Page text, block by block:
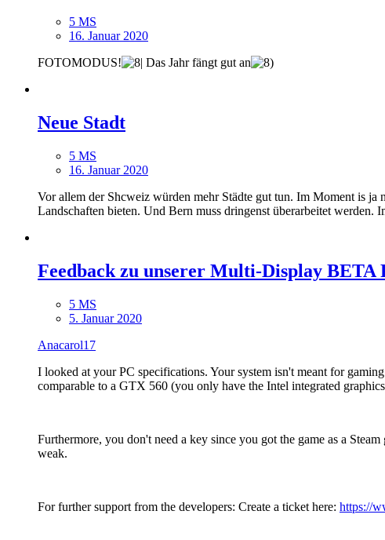
5 MS
16. Januar 2020
FOTOMODUS!
Das Jahr fängt gut an
Neue Stadt
5 MS
16. Januar 2020
Vor allem der Shcweiz würden mehr Städte gut tun. Im Moment is
Landschaften bieten. Und Bern muss dringenst überarbeitet
Feedback zu unserer Multi-Display BETA
5 MS
5. Januar 2020
Anacarol17
I looked at your PC specifications. Your system isn't meant for
comparable to a GTX 560 (you only have the Intel integrated
Furthermore, you don't need a key since you got the game as a
weak.
For further support from the developers: Create a ticket here: https://